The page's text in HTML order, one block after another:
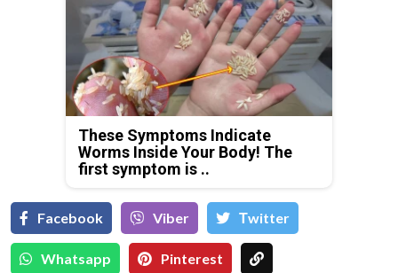
These Symptoms Indicate
Worms Inside Your Body! The
first symptom is ..
Facebook Viber Тwitter
Whatsapp Pinterest